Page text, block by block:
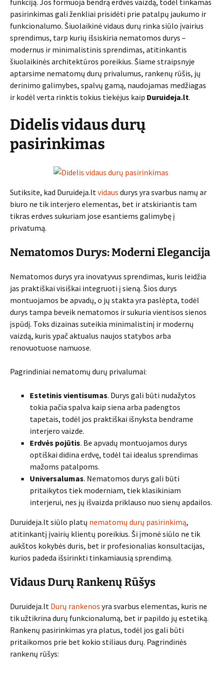
funkciją. Jos formuoja bendrą erdvės vaizdą, todėl tinkamas
pasirinkimas gali ženkliai prisidėti prie patalpų jaukumo ir
funkcionalumo. Šiuolaikinė vidaus durų rinka siūlo įvairius
sprendimus, tarp kurių išsiskiria nematomos durys –
modernus ir minimalistinis sprendimas, atitinkantis
šiuolaikinės architektūros poreikius. Šiame straipsnyje
aptarsime nematomų durų privalumus, rankenų rūšis, jų
derinimo galimybes, spalvų gamą, naudojamas medžiagas
ir kodėl verta rinktis tokius tiekėjus kaip Duruideja.lt.
Didelis vidaus durų
pasirinkimas
Sutiksite, kad Duruideja.ltvidaus durys yra svarbus namų ar
biuro ne tik interjero elementas, bet ir atskiriantis tam
tikras erdves sukuriam jose esantiems galimybę į
privatumą.
Nematomos Durys: Moderni Elegancija
Nematomos durys yra inovatyvus sprendimas, kuris leidžia
jas praktiškai visiškai integruoti į sieną. Šios durys
montuojamos be apvadų, o jų stakta yra paslėpta, todėl
durys tampa beveik nematomos ir sukuria vientisos sienos
įspūdį. Toks dizainas suteikia minimalistinį ir modernų
vaizdą, kuris ypač aktualus naujos statybos arba
renovuotuose namuose.
Pagrindiniai nematomų durų privalumai:
Estetinis vientisumas. Durys gali būti nudažytos
tokia pačia spalva kaip siena arba padengtos
tapetais, todėl jos praktiškai išnyksta bendrame
interjero vaizde.
Erdvės pojūtis. Be apvadų montuojamos durys
optiškai didina erdvę, todėl tai idealus sprendimas
mažoms patalpoms.
Universalumas. Nematomos durys gali būti
pritaikytos tiek moderniam, tiek klasikiniam
interjerui, nes jų išvaizda priklauso nuo sienų apdailos.
Duruideja.lt siūlo platų nematomų durų pasirinkimą,
atitinkantį įvairių klientų poreikius. Ši įmonė siūlo ne tik
aukštos kokybės duris, bet ir profesionalias konsultacijas,
kurios padeda išsirinkti tinkamiausią sprendimą.
Vidaus Durų Rankenų Rūšys
Duruideja.lt Durų rankenos yra svarbus elementas, kuris ne
tik užtikrina durų funkcionalumą, bet ir papildo jų estetiką.
Rankenų pasirinkimas yra platus, todėl jos gali būti
pritaikomos prie bet kokio stiliaus durų. Pagrindinės
rankenų rūšys: